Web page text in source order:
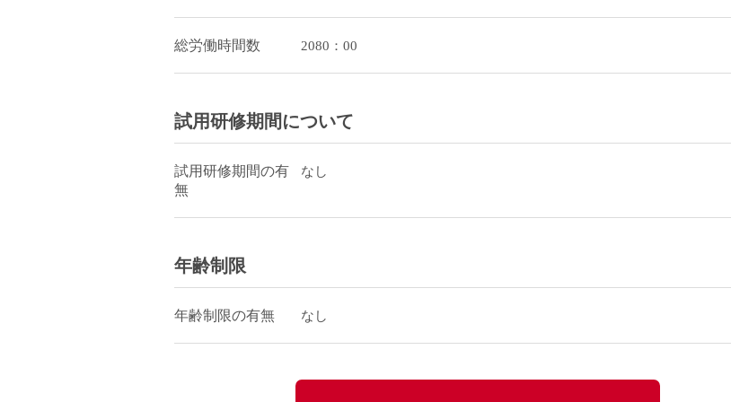
総労働時間数 2080：00
試用研修期間について
試用研修期間の有
無
なし
年齢制限
年齢制限の有無 なし